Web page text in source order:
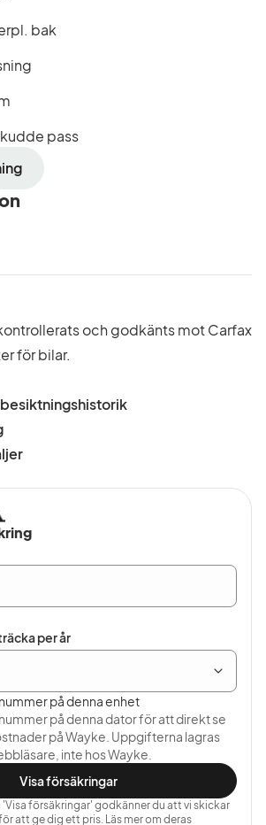
bak
pass
och godkänts mot Carfax
för bilar.
per år
på denna enhet
på denna dator för att direkt se
på Wayke. Uppgifterna lagras
inte hos Wayke.
Visa försäkringar
försäkringar' godkänner du att vi skickar
att ge dig ett pris. Läs mer om deras